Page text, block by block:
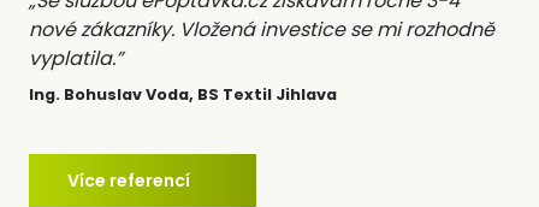
nové zákazníky. Vložená investice se mi rozhodně
vyplatila.”
Ing. Bohuslav Voda, BS Textil Jihlava
Více referencí